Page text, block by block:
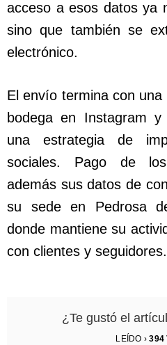
acceso a esos datos ya
sino que también se
electrónico.
El envío termina con
bodega en Instagram
una estrategia de
sociales. Pago de
además sus datos de
su sede en Pedrosa
donde mantiene su
con clientes y seguidores.
¿Te gustó el
LEÍDO ›394